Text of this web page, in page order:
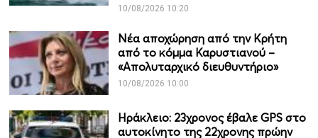
10/08/2026 10:20
Νέα αποχώρηση από την Κρήτη
από το κόμμα Καρυστιανού –
«Απολυταρχικό διευθυντήριο»
10/08/2026 10:00
Ηράκλειο: 23χρονος έβαλε GPS στο
αυτοκίνητο της 22χρονης πρώην